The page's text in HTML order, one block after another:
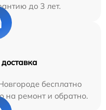
до 3 лет.
бесплатно
на ремонт и обратно.